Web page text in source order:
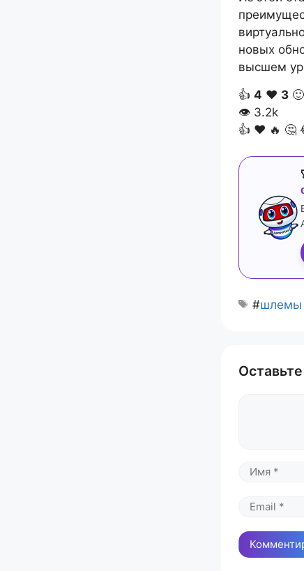
новых
высшем
👍 4 ❤️ 3
👁 3.2k
👍 ❤️ 🔥 🤔
#шлемы
Имя
Email